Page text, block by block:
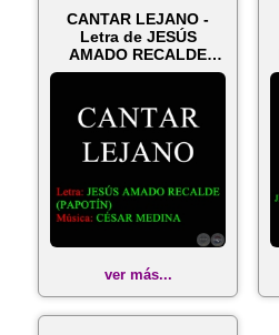
CANTAR LEJANO -
Letra de JESÚS
AMADO RECALDE
(PAPOTÍN)
ver más...